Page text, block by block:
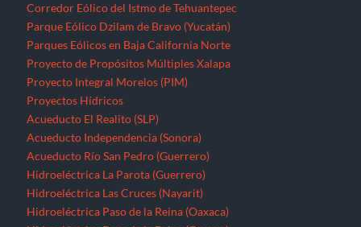
Corredor Eólico del Istmo de Tehuantepec
Parque Eólico Dzilam de Bravo (Yucatán)
Parques Eólicos en Baja California Norte
Proyecto de Propósitos Múltiples Xalapa
Proyecto Integral Morelos (PIM)
Proyectos Hídricos
Acueducto El Realito (SLP)
Acueducto Independencia (Sonora)
Acueducto Río San Pedro (Guerrero)
Hidroeléctrica La Parota (Guerrero)
Hidroeléctrica Las Cruces (Nayarit)
Hidroeléctrica Paso de la Reina (Oaxaca)